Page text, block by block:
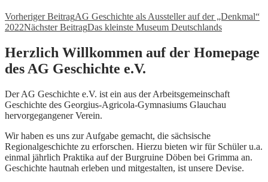
Vorheriger BeitragAG Geschichte als Aussteller auf der „Denkmal“
2022Nächster BeitragDas kleinste Museum Deutschlands
Herzlich Willkommen auf der Homepage
des AG Geschichte e.V.
Der AG Geschichte e.V. ist ein aus der Arbeitsgemeinschaft
Geschichte des Georgius-Agricola-Gymnasiums Glauchau
hervorgegangener Verein.
Wir haben es uns zur Aufgabe gemacht, die sächsische
Regionalgeschichte zu erforschen. Hierzu bieten wir für Schüler u.a.
einmal jährlich Praktika auf der Burgruine Döben bei Grimma an.
Geschichte hautnah erleben und mitgestalten, ist unsere Devise.